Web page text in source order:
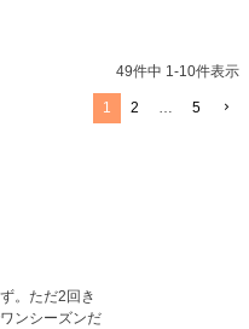
49件中 1-10件表示
1 2 … 5
。ただ2回き
ンシーズンだ